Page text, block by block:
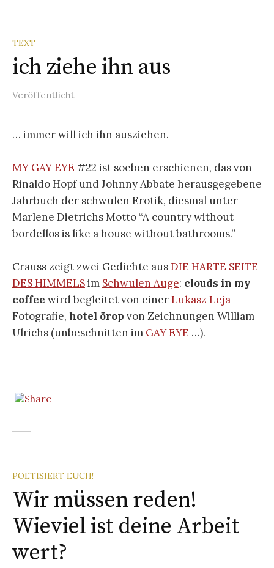
TEXT
ich ziehe ihn aus
Veröffentlicht
… immer will ich ihn ausziehen.
MY GAY EYE #22 ist soeben erschienen, das von
Rinaldo Hopf und Johnny Abbate herausgegebene
Jahrbuch der schwulen Erotik, diesmal unter
Marlene Dietrichs Motto “A country without
bordellos is like a house without bathrooms.”
Crauss zeigt zwei Gedichte ausDIE HARTE SEITE
DES HIMMELSim Schwulen Auge: clouds in my
coffee wird begleitet von einerLukasz Leja
Fotografie, hotel örop von Zeichnungen William
Ulrichs (unbeschnitten im GAY EYE …).
POETISIERT EUCH!
Wir müssen reden!
Wieviel ist deine Arbeit
wert?